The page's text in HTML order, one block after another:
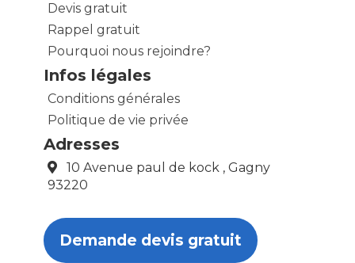
Devis gratuit
Rappel gratuit
Pourquoi nous rejoindre?
Infos légales
Conditions générales
Politique de vie privée
Adresses
10 Avenue paul de kock , Gagny
93220
Demande devis gratuit